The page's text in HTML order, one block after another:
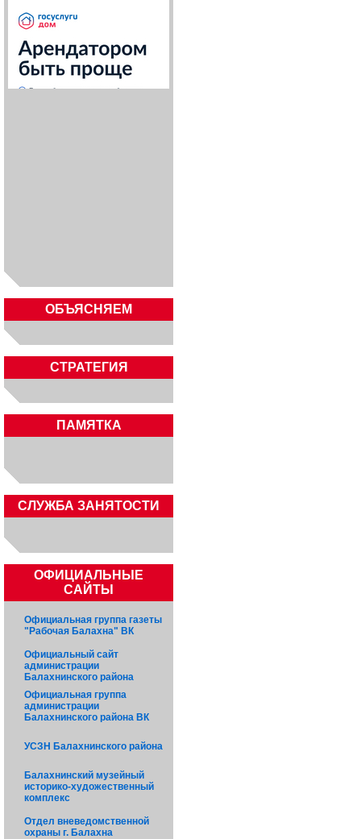
ОБЪЯСНЯЕМ
СТРАТЕГИЯ
ПАМЯТКА
CЛУЖБА ЗАНЯТОСТИ
ОФИЦИАЛЬНЫЕ
САЙТЫ
Официальная группа газеты
"Рабочая Балахна" ВК
Официальный сайт
администрации
Балахнинского района
Официальная группа
администрации
Балахнинского района ВК
УСЗН Балахнинского района
Балахнинский музейный
историко-художественный
комплекс
Отдел вневедомственной
охраны г. Балахна